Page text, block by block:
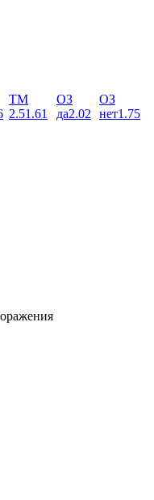
ТМ
2.51.61
ОЗ
да2.02
ОЗ
нет1.75